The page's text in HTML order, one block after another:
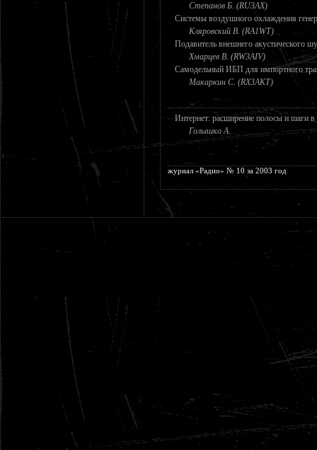
Степанов Б. (RU3AX)
Системы воздушного охлаждения
Кляровский В. (RA1WT)
Подавитель внешнего акустического
Хмарцев В. (RW3AIV)
Самодельный ИБП для импортного
Макаркин С. (RX3AKT)
Интернет: расширение полосы и шаги в
Голышко А.
журнал «Радио» № 10 за 2003 год